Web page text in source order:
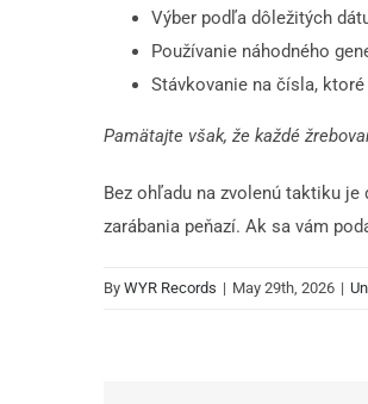
Výber podľa dôležitých
Používanie náhodného
Stávkovanie na čísla,
Pamätajte však, že každé
Bez ohľadu na zvolenú taktiku
zarábania peňazí. Ak sa vám
By WYR Records | May 29th, 2026 |